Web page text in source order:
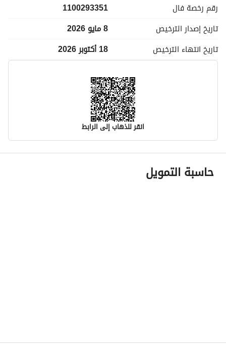
رقم رخصة فال
1100293351
تاريخ إصدار الترخيص
8 مايو 2026
تاريخ انتهاء الترخيص 18 أكتوبر 2026
انقر للذهاب إلى الرابط
معلومات مسؤول الإعلان
اسم المسؤول
حاسبة التمويل